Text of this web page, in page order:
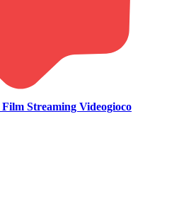
Film Streaming Videogioco